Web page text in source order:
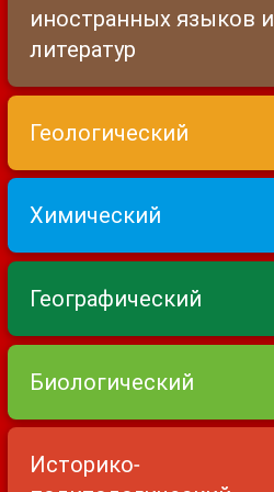
иностранных языков и
литератур
Геологический
Химический
Географический
Биологический
Историко-